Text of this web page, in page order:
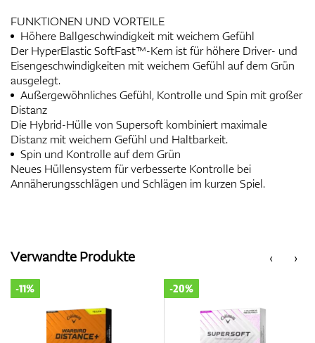
FUNKTIONEN UND VORTEILE
Höhere Ballgeschwindigkeit mit weichem Gefühl
Der HyperElastic SoftFast™-Kern ist für höhere Driver- und
Eisengeschwindigkeiten mit weichem Gefühl auf dem Grün
ausgelegt.
Außergewöhnliches Gefühl, Kontrolle und Spin mit großer
Distanz
Die Hybrid-Hülle von Supersoft kombiniert maximale
Distanz mit weichem Gefühl und Haltbarkeit.
Spin und Kontrolle auf dem Grün
Neues Hüllensystem für verbesserte Kontrolle bei
Annäherungsschlägen und Schlägen im kurzen Spiel.
‹
Verwandte Produkte ›
-11% -20%